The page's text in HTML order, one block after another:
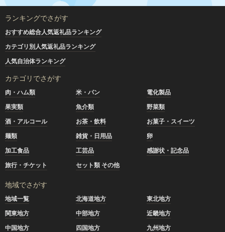
ランキングでさがす
おすすめ総合人気返礼品ランキング
カテゴリ別人気返礼品ランキング
人気自治体ランキング
カテゴリでさがす
肉・ハム類 米・パン
電化製品
果実類
魚介類
野菜類
酒・アルコール
お茶・飲料
お菓子・スイーツ
麺類
雑貨・日用品
卵
加工食品
工芸品
感謝状・記念品
旅行・チケット
セット類 その他
地域でさがす
地域一覧 北海道地方
東北地方
関東地方
中部地方
近畿地方
中国地方
四国地方 九州地方